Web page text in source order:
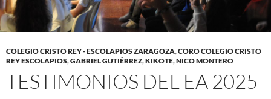
COLEGIO CRISTO REY - ESCOLAPIOS ZARAGOZA,CORO COLEGIO CRISTO
REY ESCOLAPIOS,GABRIEL GUTIÉRREZ,KIKOTE,NICO MONTERO
TESTIMONIOS DEL EA 2025